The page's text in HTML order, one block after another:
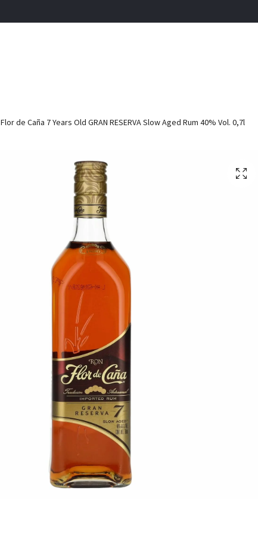
Flor de Caña 7 Years Old GRAN RESERVA Slow Aged Rum 40% Vol. 0,7l